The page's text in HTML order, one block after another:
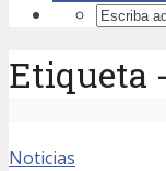
Etiqueta
Noticias